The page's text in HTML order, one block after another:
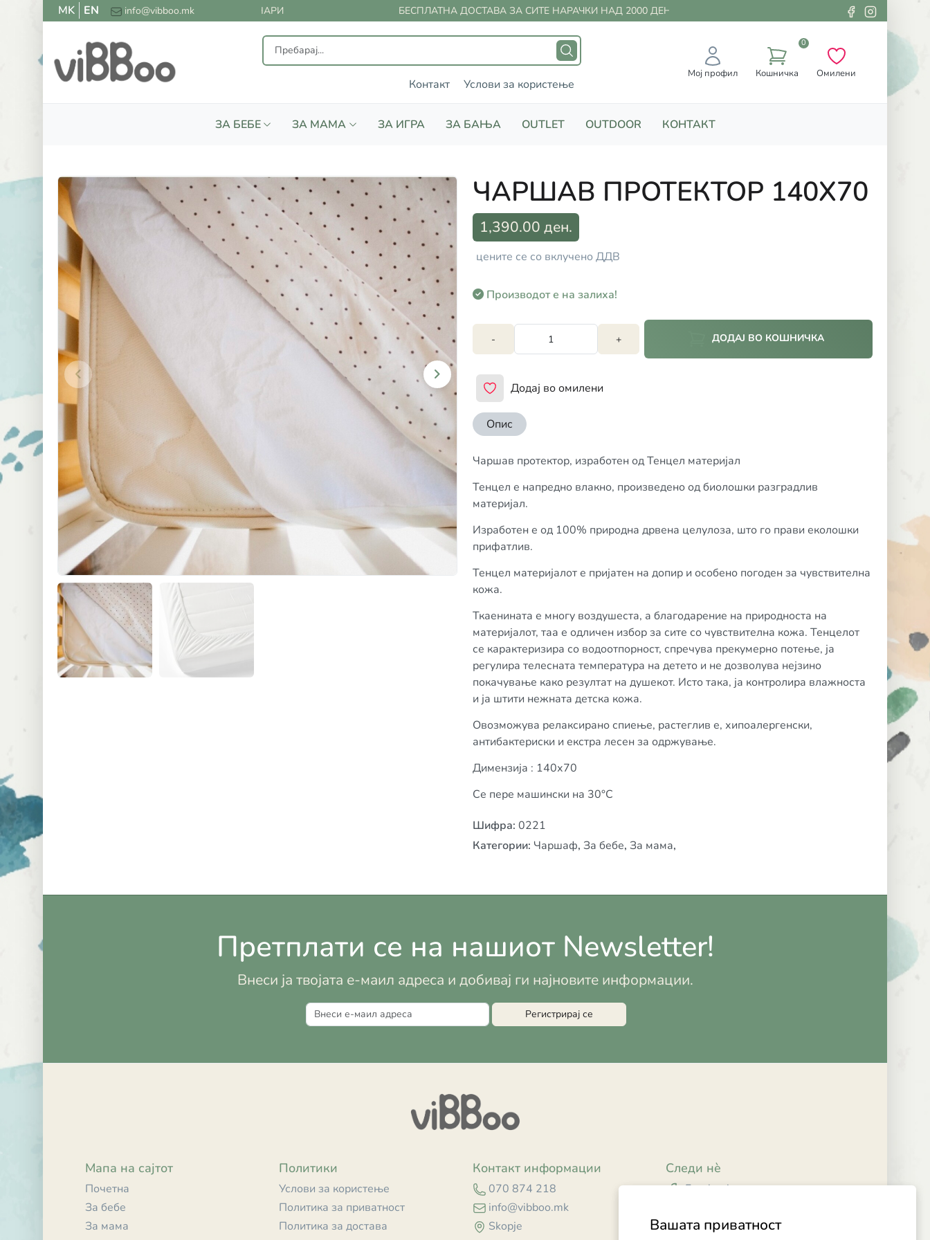
Вашата приватност
MK EN info@vibboo.mk
ДОСТАВА ЗА СИТЕ НАРАЧКИ НАД 2000 ДЕНАРИ БЕСПЛАТНА ДОСТАВА ЗА СИТЕ НАРАЧКИ НАД 2000 ДЕНАРИ
Контакт Услови за користење
Мој профил
0
Кошничка Омилени
ЗА БЕБЕ ЗА МАМА ЗА ИГРА ЗА БАЊА OUTLET OUTDOOR КОНТАКТ
ЧАРШАВ ПРОТЕКТОР 140Х70
1,390.00 ден.
цените се со вклучено ДДВ
Производот е на залиха!
- + ДОДАЈ ВО КОШНИЧКА
Додај во омилени
Опис
Чаршав протектор, изработен од Тенцел материјал
Тенцел е напредно влакно, произведено од биолошки разградлив
материјал.
Изработен е од 100% природна дрвена целулоза, што го прави еколошки
прифатлив.
Тенцел материјалот е пријатен на допир и особено погоден за чувствителна
кожа.
Ткаенината е многу воздушеста, а благодарение на природноста на
материјалот, таа е одличен избор за сите со чувствителна кожа. Тенцелот
се карактеризира со водоотпорност, спречува прекумерно потење, ја
регулира телесната температура на детето и не дозволува нејзино
покачување како резултат на душекот. Исто така, ја контролира влажноста
и ја штити нежната детска кожа.
Овозможува релаксирано спиење, растеглив е, хипоалергенски,
антибактериски и екстра лесен за одржување.
Димензија : 140х70
Се пере машински на 30°C
Шифра: 0221
Категории: Чаршаф, За бебе, За мама,
Претплати се на нашиот Newsletter!
Внеси ја твојата е-маил адреса и добивај ги најновите информации.
Регистрирај се
Мапа на сајтот
Почетна
За бебе
За мама
Политики
Услови за користење
Политика за приватност
Политика за достава
Контакт информации
070 874 218
info@vibboo.mk
Skopje
Следи нè
Facebook